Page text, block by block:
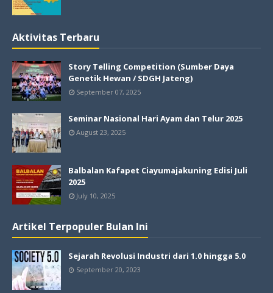
Aktivitas Terbaru
Story Telling Competition (Sumber Daya
Genetik Hewan / SDGH Jateng)
September 07, 2025
Seminar Nasional Hari Ayam dan Telur 2025
August 23, 2025
Balbalan Kafapet Ciayumajakuning Edisi Juli
2025
July 10, 2025
Artikel Terpopuler Bulan Ini
Sejarah Revolusi Industri dari 1.0 hingga 5.0
September 20, 2023